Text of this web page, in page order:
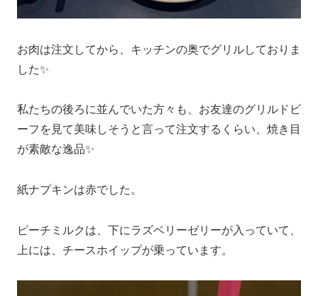
お肉は注文してから、キッチンの奥でグリルしておりま
した✨
私たちの後ろに並んでいた方々も、お友達のグリルドビ
ーフを見て美味しそうと言って注文するくらい、焼き目
が素敵な逸品✨
紙ナプキンは赤でした。
ピーチミルクは、下にラズベリーゼリーが入っていて、
上には、チースホイップが乗っています。